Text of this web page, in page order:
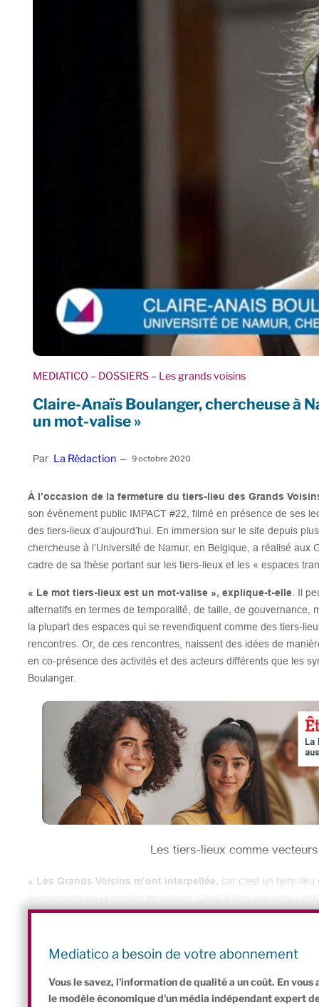
MEDIATICO – DOSSIERS – Les grands voisins
Claire-Anaïs Boulanger, chercheuse à
un mot-valise »
Par La Rédaction – 9 octobre 2020
À l’occasion de la fermeture du tiers-lieu des Grands
son évènement public IMPACT #22, filmé en présence de ses
des tiers-lieux d’aujourd’hui. En immersion sur le site depuis
chercheuse à l’Université de Namur, en Belgique, a réalisé aux
cadre de sa thèse portant sur les tiers-lieux et les « espaces
« Le mot tiers-lieux est un mot-valise », explique-t-elle . Il
alternatifs en termes de temporalité, de taille, de gouvernance,
la plupart des espaces qui se revendiquent comme des tiers-
rencontres. Or, de ces rencontres, naissent des idées de
en co-présence des activités et des acteurs différents que les
Boulanger.
Les tiers-lieux comme
« Les Grands Voisins m’ont interpellée, car c’est un tiers-
des personnes en situation de vulnérabilité, de
socioculturels et socioéconomiques. « Bien que la diversité
Mediatico a besoin de votre abonnement
Vous le savez, l'information de qualité a un coût. En
le modèle économique d'un média indépendant expert